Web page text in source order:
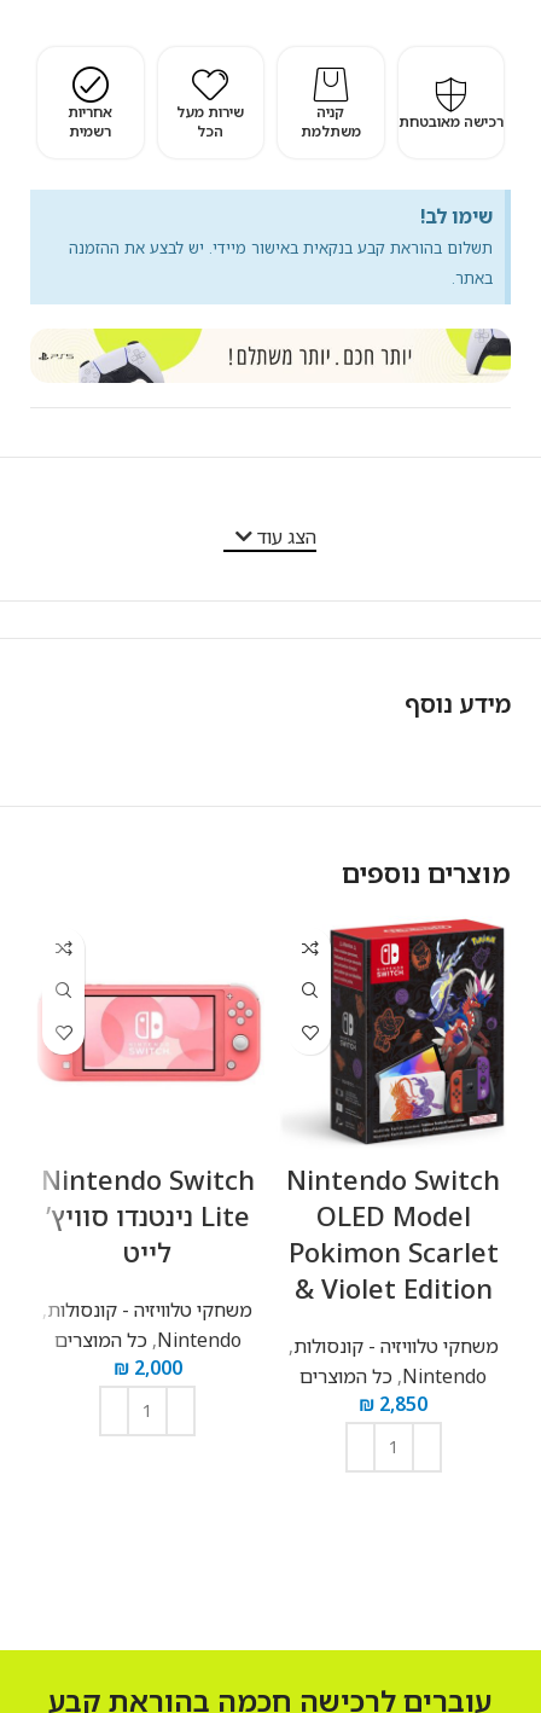
רכישה מאובטחת
קניה
משתלמת
שירות מעל
הכל
אחריות
רשמית
שימו לב!
תשלום בהוראת קבע בנקאית באישור מיידי. יש לבצע את ההזמנה
באתר.
הצג עוד
מידע נוסף
מוצרים נוספים
Nintendo Switch
OLED Model
Pokimon Scarlet
& Violet Edition
משחקי טלוויזיה - קונסולות,
Nintendo
, כל המוצרים
₪ 2,850
Nintendo Switch
Lite נינטנדו סוויץ’
לייט
משחקי טלוויזיה - קונסולות,
Nintendo
,כל המוצרים
₪2,000
עוברים לרכישה חכמה בהוראת קבע